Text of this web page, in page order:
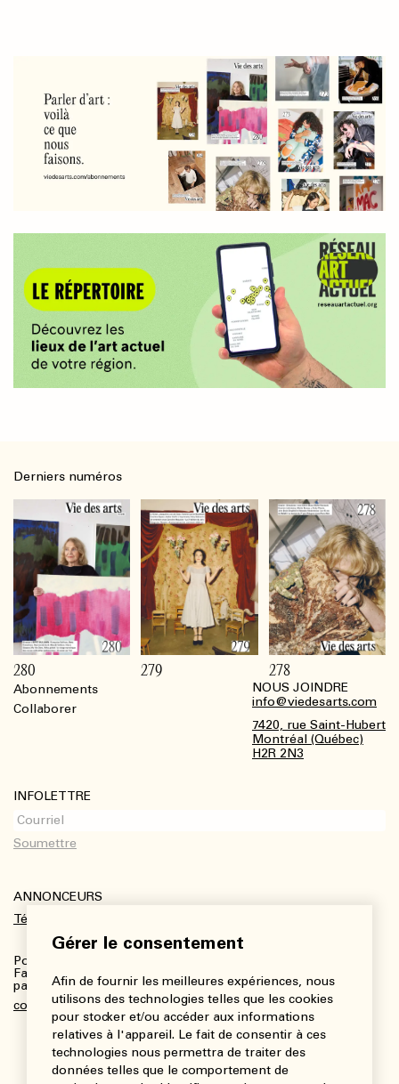
Gérer le consentement
Afin de fournir les meilleures expériences, nous
utilisons des technologies telles que les cookies
pour stocker et/ou accéder aux informations
relatives à l'appareil. Le fait de consentir à ces
technologies nous permettra de traiter des
données telles que le comportement de
Abonnements
Collaborer
NOUS JOINDRE
info@viedesarts.com
7420, rue Saint-Hubert
Montréal (Québec)
H2R 2N3
INFOLETTRE
ANNONCEURS
Télécharger le kit média
Pour plus de renseignements :
Fanny Charbonneau, Responsable des communications,
partenariats et publicités
communications@viedesarts.com
Derniers numéros
280 279 278